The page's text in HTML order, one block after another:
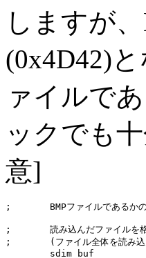
しますが
(0x4D42)
ァイルで
ックでも
意]
;	BMPファイルであるかの簡易チェック (by Kpan)
;	読み込んだファイルを格納しておくためのバッファを確保します。
;	(ファイル全体を読み込んでおく必要はないので適当に64バイト確保